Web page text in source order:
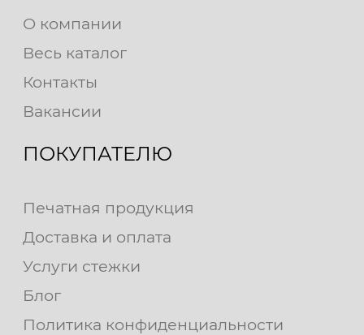
О компании
Весь каталог
Контакты
Вакансии
ПОКУПАТЕЛЮ
Печатная продукция
Доставка и оплата
Услуги стежки
Блог
Политика конфиденциальности